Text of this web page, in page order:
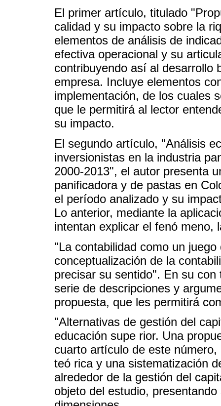
El primer artículo, titulado
calidad y su impacto sobre la
elementos de análisis de
efectiva operacional y su
contribuyendo así al desarrollo
empresa. Incluye elementos
implementación, de los cuales
que le permitirá al lector
su impacto.
El segundo artículo, "Análisis
inversionistas en la industria
2000-2013", el autor presenta
panificadora y de pastas en
el período analizado y su
Lo anterior, mediante la
intentan explicar el fenó meno,
"La contabilidad como un
conceptualización de la
precisar su sentido". En su
serie de descripciones y
propuesta, que les permitirá
"Alternativas de gestión del
educación supe rior. Una
cuarto artículo de este
teó rica y una sistematización
alrededor de la gestión del
objeto del estudio,